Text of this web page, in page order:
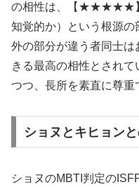
の相性は、【★★★★★】
知覚的か）という根源の
外の部分が違う者同士
きる最高の相性とされ
つつ、長所を素直に尊重
ショヌとキヒョン
ショヌのMBTI判定の